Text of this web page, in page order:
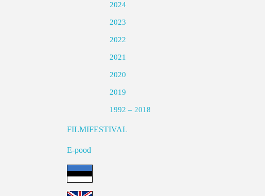
2024
2023
2022
2021
2020
2019
1992 – 2018
FILMIFESTIVAL
E-pood